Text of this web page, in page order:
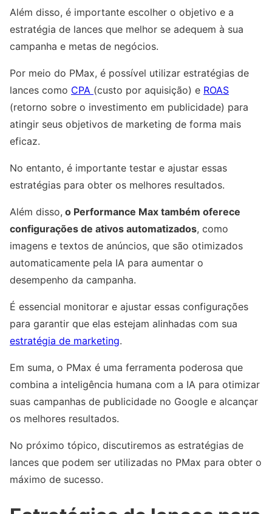
Além disso, é importante escolher o objetivo e a
estratégia de lances que melhor se adequem à sua
campanha e metas de negócios.
Por meio do PMax, é possível utilizar estratégias de
lances como CPA (custo por aquisição) e ROAS
(retorno sobre o investimento em publicidade) para
atingir seus objetivos de marketing de forma mais
eficaz.
No entanto, é importante testar e ajustar essas
estratégias para obter os melhores resultados.
Além disso, o Performance Max também oferece
configurações de ativos automatizados, como
imagens e textos de anúncios, que são otimizados
automaticamente pela IA para aumentar o
desempenho da campanha.
É essencial monitorar e ajustar essas configurações
para garantir que elas estejam alinhadas com sua
estratégia de marketing.
Em suma, o PMax é uma ferramenta poderosa que
combina a inteligência humana com a IA para otimizar
suas campanhas de publicidade no Google e alcançar
os melhores resultados.
No próximo tópico, discutiremos as estratégias de
lances que podem ser utilizadas no PMax para obter o
máximo de sucesso.